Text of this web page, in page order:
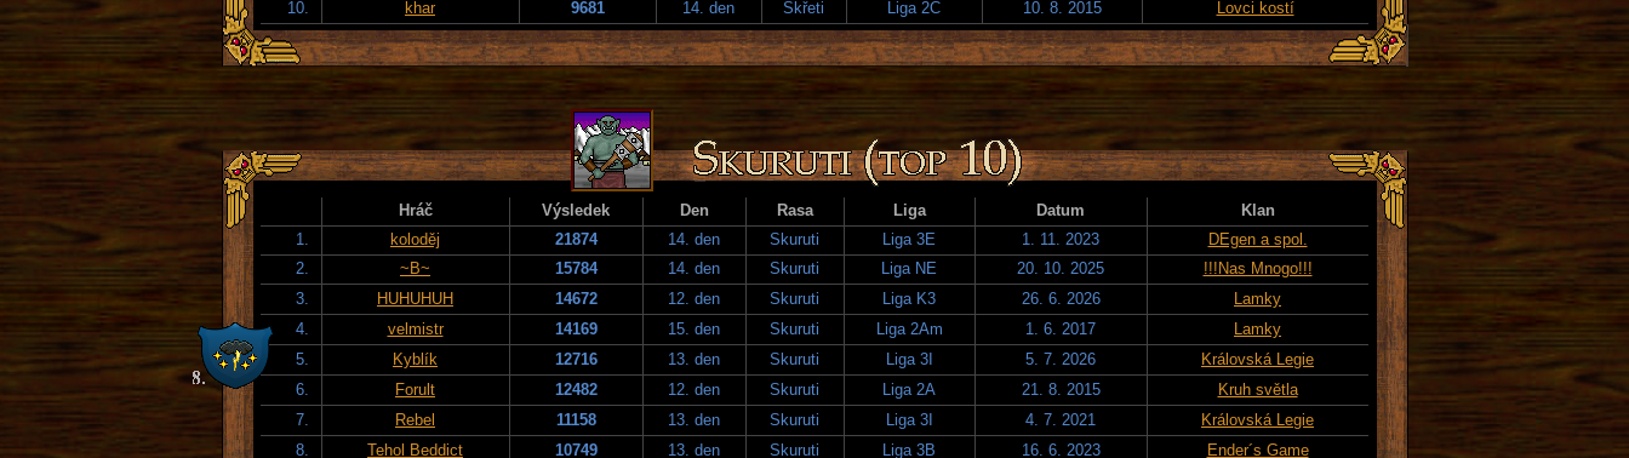
10.
khar 9681 14. den Skřeti Liga 2C 10. 8. 2015 Lovci kostí
Hráč Výsledek Den Rasa Liga Datum
Klan
1.
koloděj 21874 14. den Skuruti Liga 3E 1. 11. 2023
DEgen a spol.
2.
~B~ 15784 14. den Skuruti Liga NE 20. 10. 2025
!!!Nas Mnogo!!!
3.
HUHUHUH 14672 12. den Skuruti Liga K3 26. 6. 2026
Lamky
4.
velmistr 14169 15. den Skuruti Liga 2Am 1. 6. 2017
Lamky
5.
Kyblík 12716 13. den Skuruti Liga 3I 5. 7. 2026
Královská Legie
6.
Forult 12482 12. den Skuruti Liga 2A 21. 8. 2015
Kruh světla
7.
Rebel 11158 13. den Skuruti Liga 3I 4. 7. 2021
Královská Legie
8.
Tehol Beddict 10749 13. den Skuruti Liga 3B 16. 6. 2023
Ender´s Game